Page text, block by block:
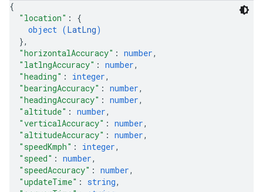
{
"location" : {
object (LatLng)
},
"horizontalAccuracy" : number,
"latlngAccuracy" : number,
"heading" : integer,
"bearingAccuracy" : number,
"headingAccuracy" : number,
"altitude" : number,
"verticalAccuracy" : number,
"altitudeAccuracy" : number,
"speedKmph" : integer,
"speed" : number,
"speedAccuracy" : number,
"updateTime" : string,